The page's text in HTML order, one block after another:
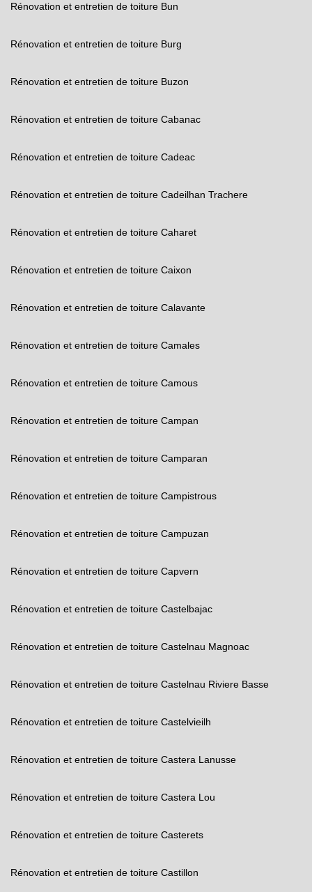
Rénovation et entretien de toiture Bun
Rénovation et entretien de toiture Burg
Rénovation et entretien de toiture Buzon
Rénovation et entretien de toiture Cabanac
Rénovation et entretien de toiture Cadeac
Rénovation et entretien de toiture Cadeilhan Trachere
Rénovation et entretien de toiture Caharet
Rénovation et entretien de toiture Caixon
Rénovation et entretien de toiture Calavante
Rénovation et entretien de toiture Camales
Rénovation et entretien de toiture Camous
Rénovation et entretien de toiture Campan
Rénovation et entretien de toiture Camparan
Rénovation et entretien de toiture Campistrous
Rénovation et entretien de toiture Campuzan
Rénovation et entretien de toiture Capvern
Rénovation et entretien de toiture Castelbajac
Rénovation et entretien de toiture Castelnau Magnoac
Rénovation et entretien de toiture Castelnau Riviere Basse
Rénovation et entretien de toiture Castelvieilh
Rénovation et entretien de toiture Castera Lanusse
Rénovation et entretien de toiture Castera Lou
Rénovation et entretien de toiture Casterets
Rénovation et entretien de toiture Castillon